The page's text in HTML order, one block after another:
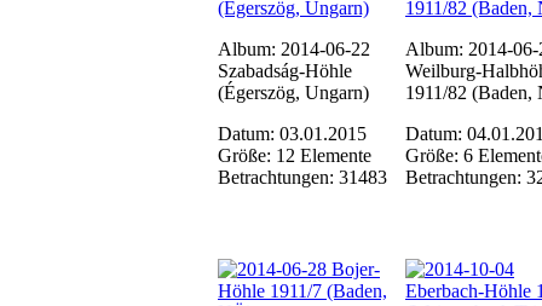
Album: 2014-06-22
Szabadság-Höhle
(Égerszög, Ungarn)
Datum: 03.01.2015
Größe: 12 Elemente
Betrachtungen: 31483
Album: 2014-06-
Weilburg-
1911/82 (Baden,
Datum:
Größe: 6
Betrachtungen: